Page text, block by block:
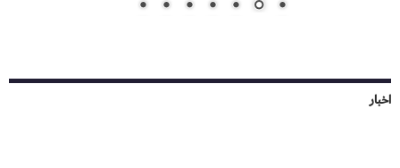
اخبار